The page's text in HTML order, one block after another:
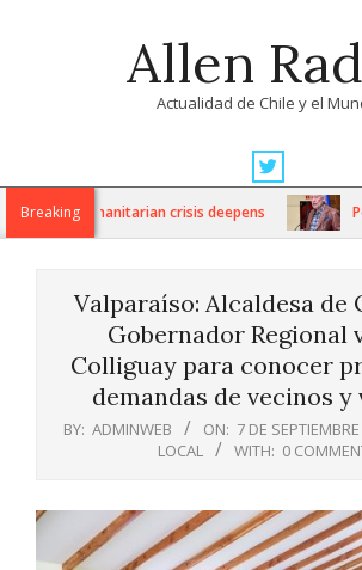
Allen
Actualidad de Chile y el
Navigation
MenuBreaking
as humanitarian crisis deepens
Valparaíso: Alcaldesa de
Gobernador Regional
Colliguay para conocer
demandas de vecinos y
BY: ADMINWEB ON: 7 DE
LOCAL
WITH: 0